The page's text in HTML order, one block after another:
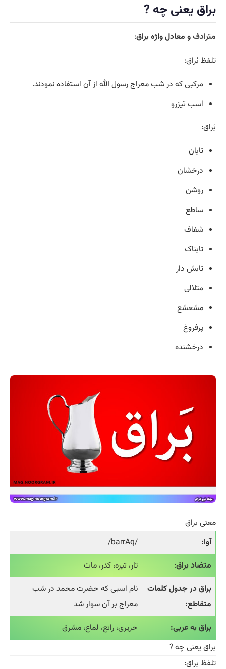
براق یعنی چه ?
مترادفو معادل واژه براق:
تلفظ بُراق:
مرکبی که در شب معراج رسول الله از آن استفاده نمودند.
اسب تیزرو
بَراق:
تابان
درخشان
روشن
ساطع
شفاف
تابناک
تابش دار
متلالی
مشعشع
پرفروغ
درخشنده
معنی براق
آوا:
/barrAq/
متضاد براق:
تار، تیره، کدر، مات
براق در جدول کلمات
متقاطع:
نام اسبی که حضرت محمد در شب
معراج بر آن سوار شد
براق به عربی:
حریری، رائع، لماع، مشرق
براق یعنی چه ?
تلفظ براق: